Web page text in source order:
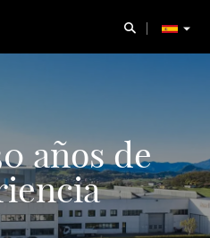
años de